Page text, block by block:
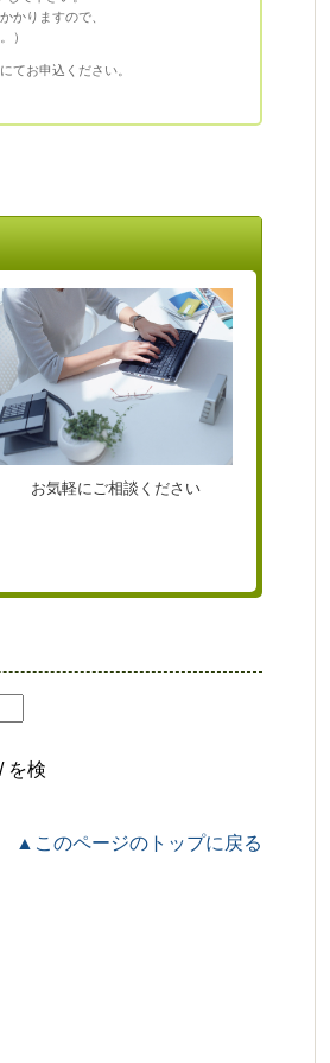
かりますので、
）
てお申込ください。
お気軽にご相談ください
を検
▲このページのトップに戻る